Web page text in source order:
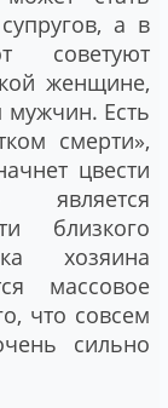
а в
советуют
женщине,
мужчин. Есть
смерти»,
цвести
является
близкого
хозяина
массовое
что совсем
сильно